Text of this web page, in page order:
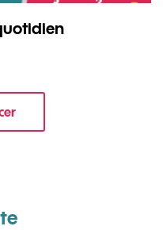
pour Utiliser votre
pour Huawei